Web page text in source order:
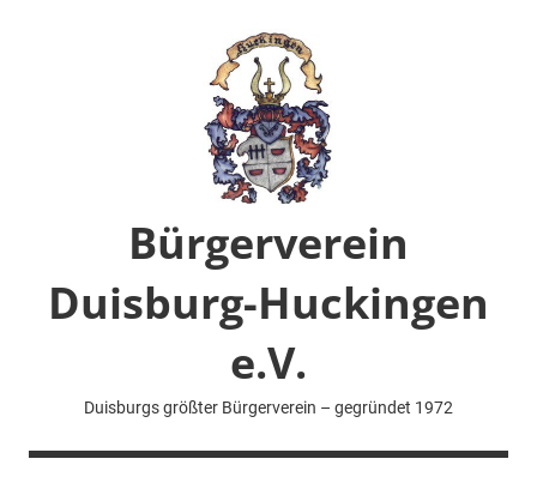
Bürgerverein
Duisburg-Huckingen
e.V.
Duisburgs größter Bürgerverein – gegründet 1972